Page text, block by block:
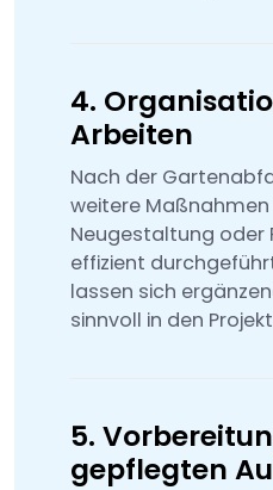
4.
Arbeiten
Nach der
weitere Maßnahmen
Neugestaltung oder
effizient
lassen sich
sinnvoll in den
5.
gepflegten